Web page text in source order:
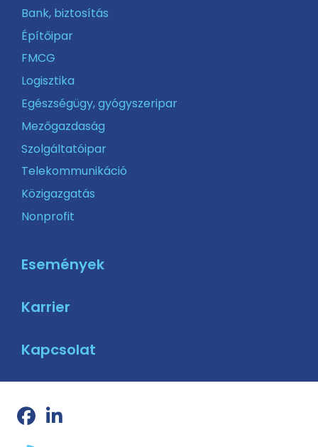
Bank, biztosítás
Építőipar
FMCG
Logisztika
Egészségügy, gyógyszeripar
Mezőgazdaság
Szolgáltatóipar
Telekommunikáció
Közigazgatás
Nonprofit
Események
Karrier
Kapcsolat